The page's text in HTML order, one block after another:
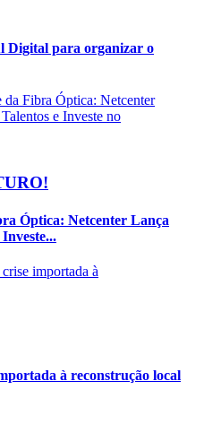
Digital para organizar o
Óptica: Netcenter Lança
à reconstrução local